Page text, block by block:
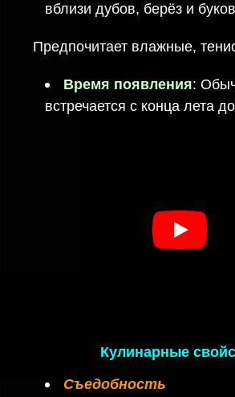
вблизи дубов, берёз и
Предпочитает влажные,
Время появления:
встречается с конца лета
Кулинарные
Съедобность